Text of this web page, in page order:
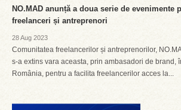
NO.MAD anunță a doua serie de evenimente
freelanceri și antreprenori
28 Aug 2023
Comunitatea freelancerilor și antreprenorilor,
s-a extins vara aceasta, prin ambasadori de brand,
România, pentru a facilita freelancerilor acces la...